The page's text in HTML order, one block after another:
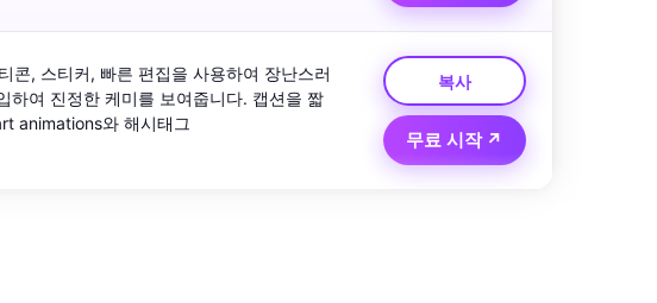
콘, 스티커, 빠른 편집을 사용하여 장난스러
하여 진정한 케미를 보여줍니다. 캡션을 짧
animations와 해시태그
복사
무료 시작 ↗